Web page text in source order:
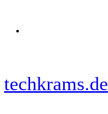
techkrams.de